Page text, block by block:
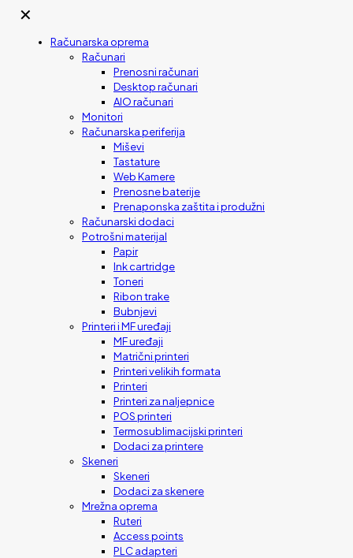
✕
Računarska oprema
Računari
Prenosni računari
Desktop računari
AIO računari
Monitori
Računarska periferija
Miševi
Tastature
Web Kamere
Prenosne baterije
Prenaponska zaštita i produžni
Računarski dodaci
Potrošni materijal
Papir
Ink cartridge
Toneri
Ribon trake
Bubnjevi
Printeri i MF uređaji
MF uređaji
Matrični printeri
Printeri velikih formata
Printeri
Printeri za naljepnice
POS printeri
Termosublimacijski printeri
Dodaci za printere
Skeneri
Skeneri
Dodaci za skenere
Mrežna oprema
Ruteri
Access points
PLC adapteri